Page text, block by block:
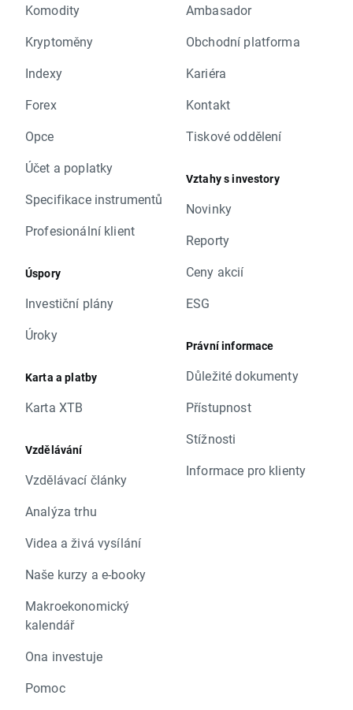
Komodity
Kryptoměny
Indexy
Forex
Opce
Účet a poplatky
Specifikace instrumentů
Profesionální klient
Úspory
Investiční plány
Úroky
Karta a platby
Karta XTB
Vzdělávání
Vzdělávací články
Analýza trhu
Videa a živá vysílání
Naše kurzy a e-booky
Makroekonomický
kalendář
Ona investuje
Pomoc
Ambasador
Obchodní platforma
Kariéra
Kontakt
Tiskové oddělení
Vztahy s investory
Novinky
Reporty
Ceny akcií
ESG
Právní informace
Důležité dokumenty
Přístupnost
Stížnosti
Informace pro klienty